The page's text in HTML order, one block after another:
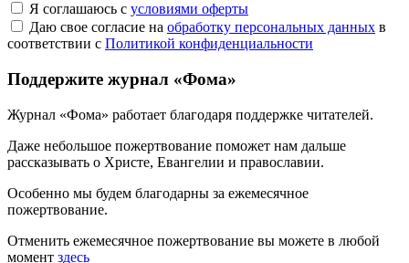
Я соглашаюсь с условиями оферты
Даю свое согласие на обработку персональных данных в
соответствии с Политикой конфиденциальности
Поддержите журнал «Фома»
Журнал «Фома» работает благодаря поддержке читателей.
Даже небольшое пожертвование поможет нам дальше
рассказывать о Христе, Евангелии и православии.
Особенно мы будем благодарны за ежемесячное
пожертвование.
Отменить ежемесячное пожертвование вы можете в любой
момент здесь